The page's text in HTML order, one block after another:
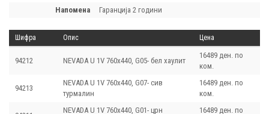
напомена
Гаранција 2 години
Шифра Опис Цена
94212 NEVADA U 1V 760х440, G05- бел хаулит
16489 ден. по
ком.
94213
NEVADA U 1V 760х440, G07- сив
турмалин
16489 ден. по
ком.
NEVADA U 1V 760х440, G01- црн
16489 ден. по